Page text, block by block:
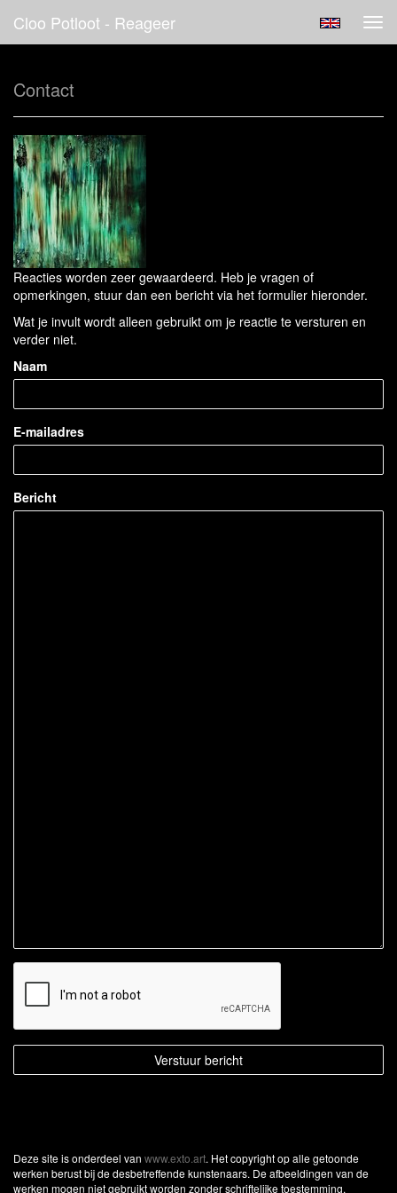
Cloo Potloot - Reageer
Contact
Reacties worden zeer gewaardeerd. Heb je vragen of
opmerkingen, stuur dan een bericht via het formulier hieronder.
Wat je invult wordt alleen gebruikt om je reactie te versturen en
verder niet.
Naam
E-mailadres
Bericht
Deze site is onderdeel van www.exto.art. Het copyright op alle getoonde
werken berust bij de desbetreffende kunstenaars. De afbeeldingen van de
werken mogen niet gebruikt worden zonder schriftelijke toestemming.